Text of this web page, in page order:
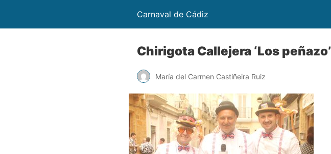
Carnaval de Cádiz
Chirigota Callejera ‘Los peñazo’
María del Carmen Castiñeira Ruiz